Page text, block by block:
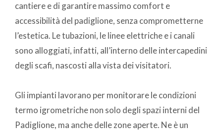
cantiere e di garantire massimo comfort e
accessibilità del padiglione, senza comprometterne
l’estetica. Le tubazioni, le linee elettriche e i canali
sono alloggiati, infatti, all’interno delle intercapedini
degli scafi, nascosti alla vista dei visitatori.
Gli impianti lavorano per monitorare le condizioni
termo igrometriche non solo degli spazi interni del
Padiglione, ma anche delle zone aperte. Ne è un